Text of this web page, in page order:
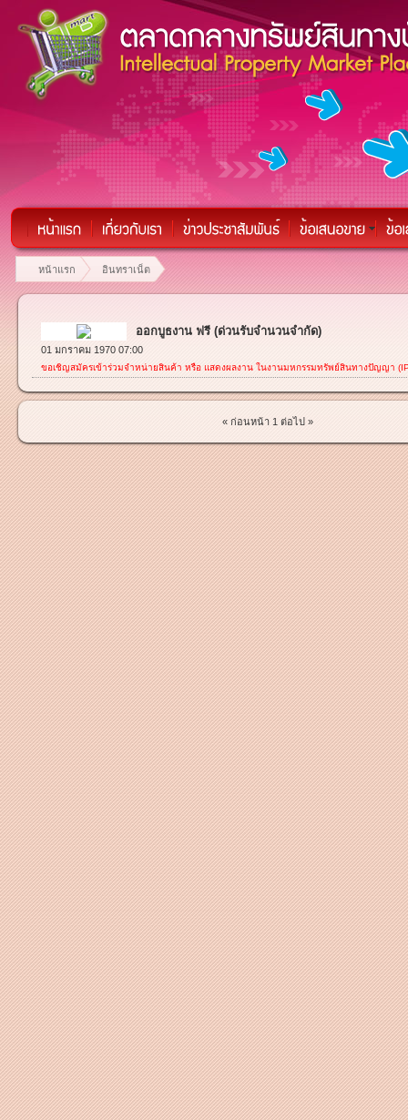
หน้าแรก อินทราเน็ต
ออกบูธงาน ฟรี (ด่วนรับจำนวนจำกัด)
01 มกราคม 1970 07:00
ขอเชิญสมัครเข้าร่วมจำหน่ายสินค้า หรือ แสดงผลงาน ในงานมหกรรมทรัพย์สินทางปัญญา
« ก่อนหน้า 1 ต่อไป »